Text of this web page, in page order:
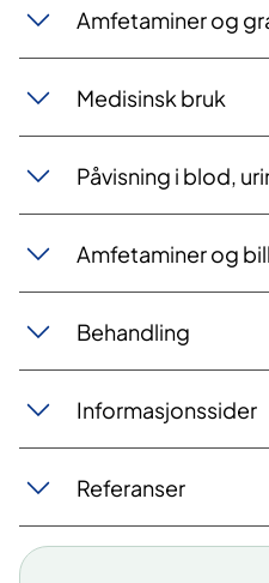
Amfetaminer og
Medisinsk bruk
Påvisning i blod,
Amfetaminer og
Behandling
Informasjonssider
Referanser